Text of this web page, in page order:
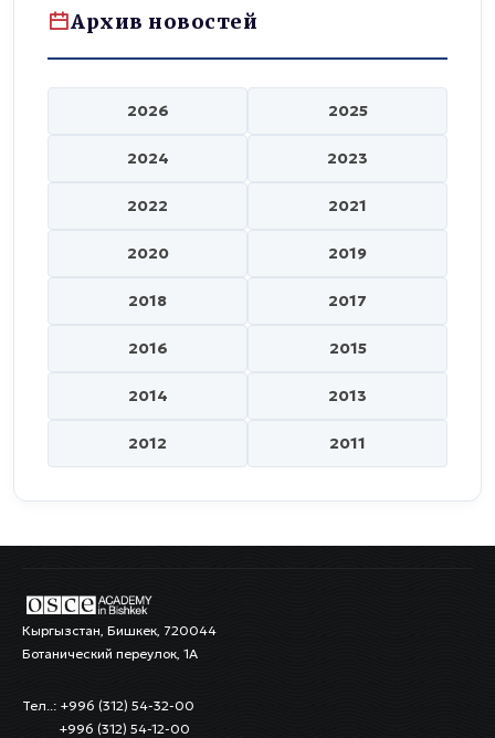
Архив новостей
2026 2025
2024 2023
2022 2021
2020 2019
2018 2017
2016 2015
2014 2013
2012 2011
Кыргызстан, Бишкек, 720044
Ботанический переулок, 1А
Тел..: +996 (312) 54-32-00
+996 (312) 54-12-00